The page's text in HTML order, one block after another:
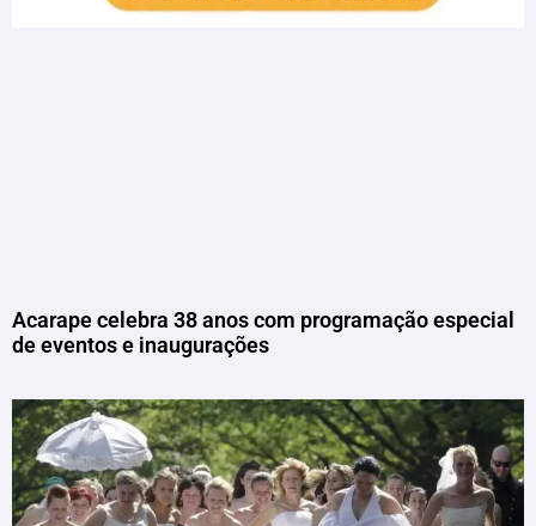
Acarape celebra 38 anos com programação especial
de eventos e inaugurações